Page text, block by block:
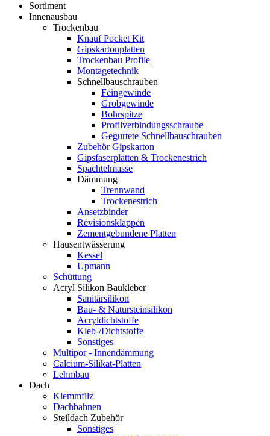
Sortiment
Innenausbau
Trockenbau
Knauf Pocket Kit
Gipskartonplatten
Trockenbau Profile
Montagetechnik
Schnellbauschrauben
Feingewinde
Grobgewinde
Bohrspitze
Profilverbindungsschraube
Gegurtete Schnellbauschrauben
Zubehör Gipskarton
Gipsfaserplatten & Trockenestrich
Spachtelmasse
Dämmung
Trennwand
Trockenestrich
Ansetzbinder
Revisionsklappen
Zementgebundene Platten
Hausentwässerung
Kessel
Upmann
Schüttung
Acryl Silikon Baukleber
Sanitärsilikon
Bau- & Natursteinsilikon
Acryldichtstoffe
Kleb-/Dichtstoffe
Sonstiges
Multipor - Innendämmung
Calcium-Silikat-Platten
Lehmbau
Dach
Klemmfilz
Dachbahnen
Steildach Zubehör
Sonstiges